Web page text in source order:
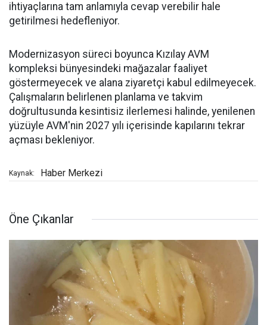
ihtiyaçlarına tam anlamıyla cevap verebilir hale
getirilmesi hedefleniyor.
Modernizasyon süreci boyunca Kızılay AVM
kompleksi bünyesindeki mağazalar faaliyet
göstermeyecek ve alana ziyaretçi kabul edilmeyecek.
Çalışmaların belirlenen planlama ve takvim
doğrultusunda kesintisiz ilerlemesi halinde, yenilenen
yüzüyle AVM'nin 2027 yılı içerisinde kapılarını tekrar
açması bekleniyor.
Kaynak: Haber Merkezi
Öne Çıkanlar